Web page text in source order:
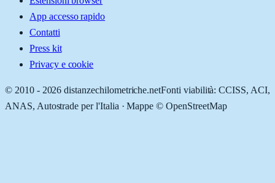
App accesso rapido
Contatti
Press kit
Privacy e cookie
© 2010 - 2026 distanzechilometriche.netFonti viabilità: CCISS, ACI,
ANAS, Autostrade per l'Italia · Mappe © OpenStreetMap